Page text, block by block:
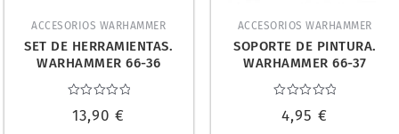
ACCESORIOS WARHAMMER
SET DE HERRAMIENTAS.
WARHAMMER 66-36
con
13,90€
ACCESORIOS WARHAMMER
SOPORTE DE PINTURA.
WARHAMMER 66-37
con
4,95€